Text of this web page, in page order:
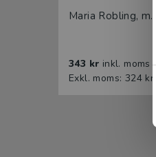
Maria Robling, m.fl.
343 kr inkl. moms
Exkl. moms: 324 kr